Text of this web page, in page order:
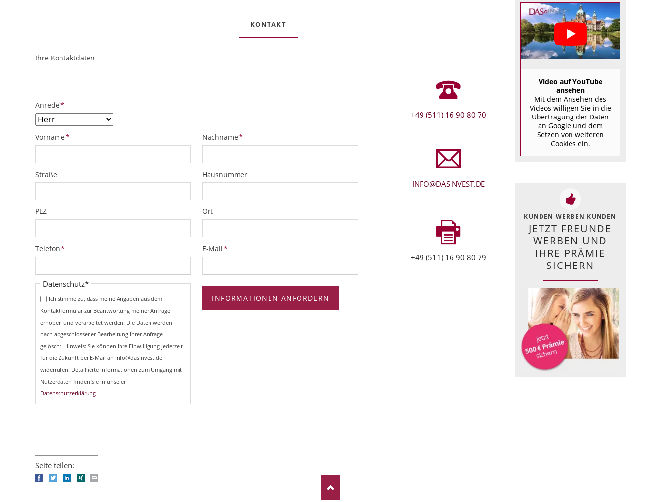
KONTAKT
ObjektPlatzhalter
URL
Ihre Kontaktdaten
Pflichtfeld
Anrede*
Pflichtfeld
Vorname* Pflichtfeld
Nachname*
Straße Hausnummer
PLZ Ort
Pflichtfeld
Telefon* Pflichtfeld
E-Mail*
Pflichtfeld
Datenschutz*
Ich stimme zu, dass meine Angaben aus dem
Kontaktformular zur Beantwortung meiner Anfrage
erhoben und verarbeitet werden. Die Daten werden
nach abgeschlossener Bearbeitung Ihrer Anfrage
gelöscht. Hinweis: Sie können Ihre Einwilligung jederzeit
für die Zukunft per E-Mail an info@dasinvest.de
widerrufen. Detaillierte Informationen zum Umgang mit
Nutzerdaten finden Sie in unserer
Datenschutzerklärung
INFORMATIONEN ANFORDERN
+49 (511) 16 90 80 70
INFO@DASINVEST.DE
+49 (511) 16 90 80 79
Video auf YouTube
ansehen
Mit dem Ansehen des
Videos willigen Sie in die
Übertragung der Daten
an Google und dem
Setzen von weiteren
Cookies ein.
KUNDEN WERBEN KUNDEN
JETZT FREUNDE
WERBEN UND
IHRE PRÄMIE
SICHERN
Seite teilen:
FacebookTwitterLinkedIn
Xing